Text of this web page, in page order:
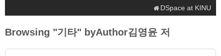
DSpace at KINU
Browsing "기타" byAuthor김영윤 저